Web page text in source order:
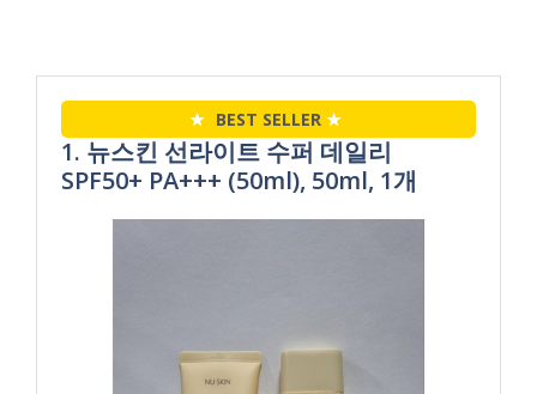
★ BEST SELLER ★
1. 뉴스킨 선라이트 수퍼 데일리
SPF50+ PA+++ (50ml), 50ml, 1개